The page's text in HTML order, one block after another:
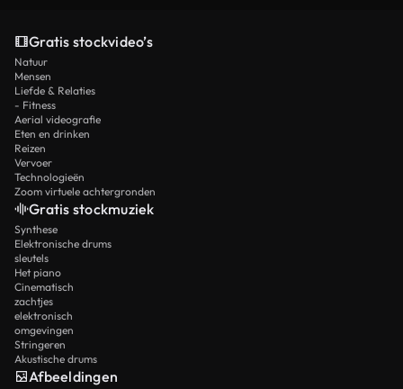
Gratis stockvideo’s
Natuur
Mensen
Liefde & Relaties
- Fitness
Aerial videografie
Eten en drinken
Reizen
Vervoer
Technologieën
Zoom virtuele achtergronden
Gratis stockmuziek
Synthese
Elektronische drums
sleutels
Het piano
Cinematisch
zachtjes
elektronisch
omgevingen
Stringeren
Akustische drums
Afbeeldingen